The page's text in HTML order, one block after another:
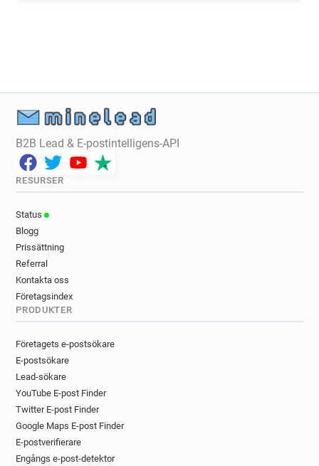
B2B Lead & E-postintelligens-API
RESURSER
Status
Blogg
Prissättning
Referral
Kontakta oss
Företagsindex
PRODUKTER
Företagets e-postsökare
E-postsökare
Lead-sökare
YouTube E-post Finder
Twitter E-post Finder
Google Maps E-post Finder
E-postverifierare
Engångs e-post-detektor